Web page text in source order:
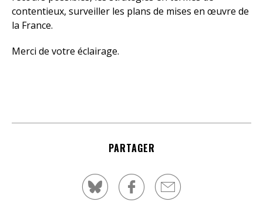
contentieux, surveiller les plans de mises en œuvre de
la France.
Merci de votre éclairage.
PARTAGER